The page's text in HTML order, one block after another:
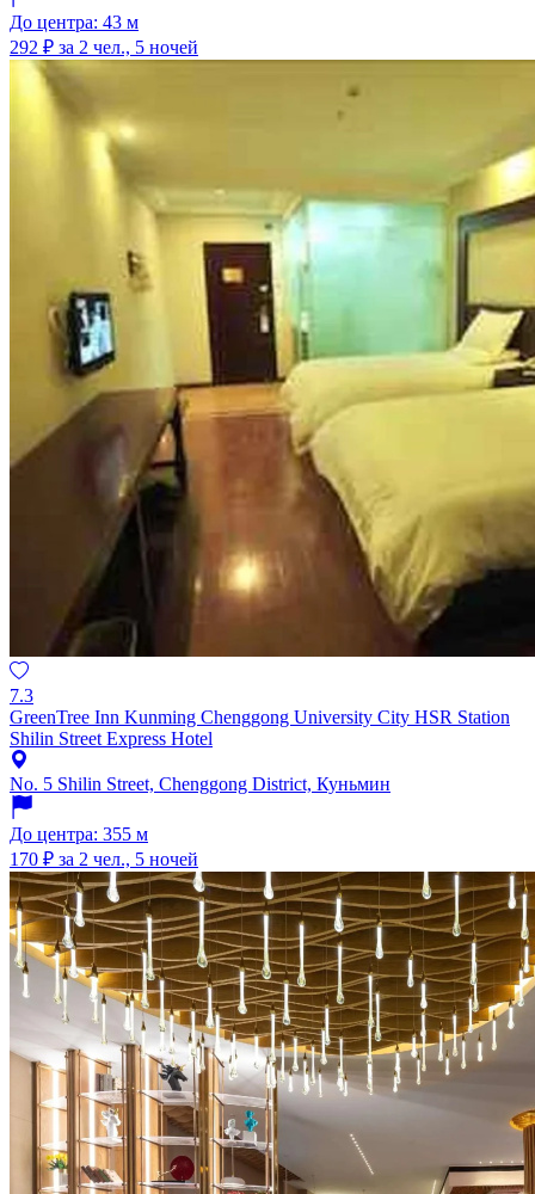
До центра: 43 м
292 ₽ за 2 чел., 5 ночей
7.3
GreenTree Inn Kunming Chenggong University City HSR Station
Shilin Street Express Hotel
No. 5 Shilin Street, Chenggong District, Куньмин
До центра: 355 м
170 ₽ за 2 чел., 5 ночей